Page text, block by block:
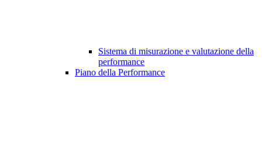
Sistema di misurazione e valutazione della
performance
Piano della Performance